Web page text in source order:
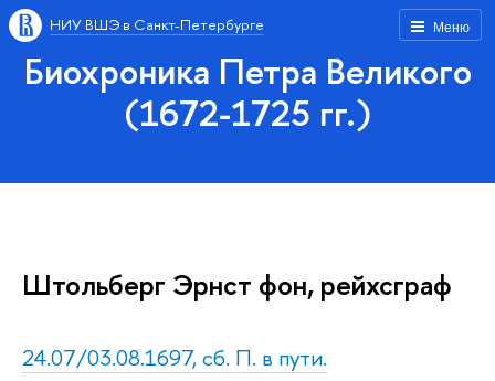
Меню
НИУ ВШЭ в Санкт-Петербурге
Биохроника Петра Великого
(1672-1725 гг.)
Штольберг Эрнст фон, рейхсграф
24.07/03.08.1697, сб. П. в пути.